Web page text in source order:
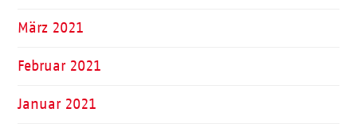
März 2021
Februar 2021
Januar 2021